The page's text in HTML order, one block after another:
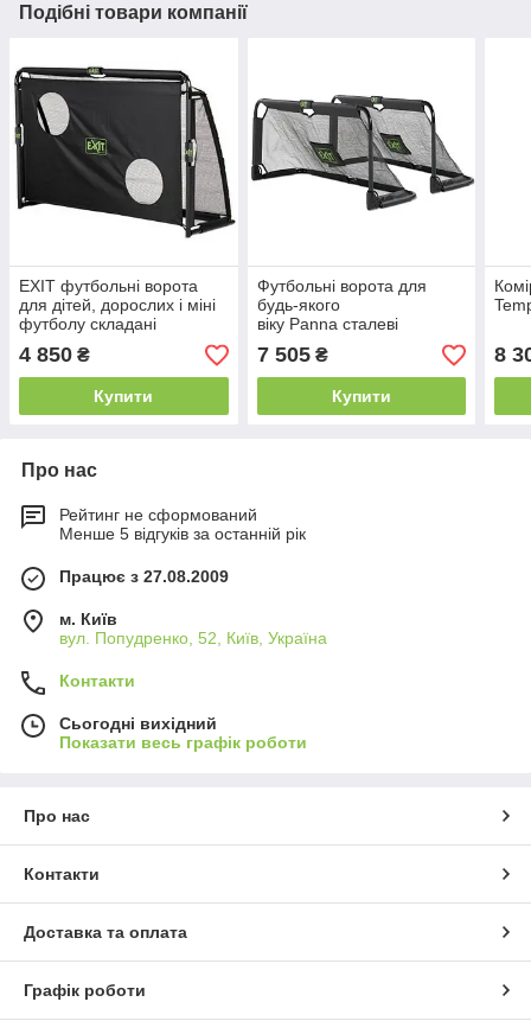
Подібні товари компанії
EXIT футбольні ворота
для дітей, дорослих і міні
футболу складані
Маестро 180 х 120 см
чорні
4 850 ₴
Купити
Футбольні ворота для
будь-якого
віку Panna сталеві
складані 150 х 60 см
Exit (набір із двох
одиниць)
7 505₴
Купити
8
Про нас
Рейтинг не сформований
Менше 5 відгуків за останній рік
Працює з 27.08.2009
м. Київ
вул. Попудренко, 52, Київ, Україна
Контакти
Сьогодні вихідний
Показати весь графік роботи
Про нас
Контакти
Доставка та оплата
Графік роботи